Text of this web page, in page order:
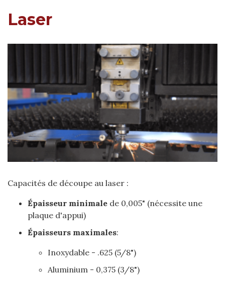
Laser
Capacités de découpe au laser :
Épaisseur minimale de 0,005" (nécessite une
plaque d'appui)
Épaisseurs maximales:
Inoxydable - .625 (5/8")
Aluminium - 0,375 (3/8")